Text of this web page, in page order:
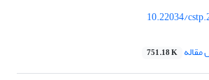
10.22034/
751.18 K